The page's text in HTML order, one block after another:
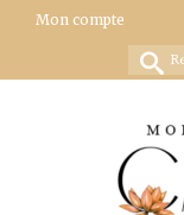
Mon compte